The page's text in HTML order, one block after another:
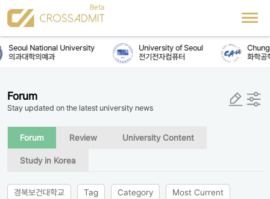
Seoul National University
의과대학의예과
University of Seoul
전기전자컴퓨터
화학공
Forum
Stay updated on the latest university news
Forum Review University Content
Study in Korea
경북보건대학교 Tag Category Most Current